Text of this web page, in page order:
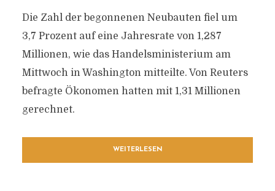
Die Zahl der begonnenen Neubauten fiel um
3,7 Prozent auf eine Jahresrate von 1,287
Millionen, wie das Handelsministerium am
Mittwoch in Washington mitteilte. Von Reuters
befragte Ökonomen hatten mit 1,31 Millionen
gerechnet.
WEITERLESEN